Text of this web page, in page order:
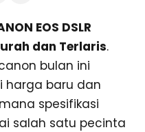
EOS DSLR
dan Terlaris.
bulan ini
harga baru dan
spesifikasi
salah satu pecinta